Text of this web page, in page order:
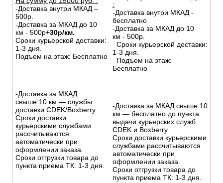
-Доставка внутри МКАД –
500р.
-Доставка за МКАД до 10
км - 500р+30р/км.
Сроки курьерской доставки:
1-3 дня.
Подъем на этаж: Бесплатно
-Доставка за МКАД
свыше 10 км — службы
доставки CDEK/Boxberry
Сроки доставки
курьерскими службами
рассчитываются
автоматически при
оформлении заказа.
Сроки отгрузки товара до
пункта приема ТК: 1-3 дня.
:
-Доставка внутри МКАД -
бесплатно
-Доставка за МКАД до 10
км - 500р.
Сроки курьерской доставки:
1-3 дня.
Подъем на этаж:
Бесплатно
-Доставка за МКАД свыше 10
км — бесплатно до пункта
выдачи курьерских служб
CDEK и Boxberry
Сроки доставки курьерскими
службами рассчитываются
автоматически при
оформлении заказа.
Сроки отгрузки товара до
пункта приема ТК: 1-3 дня.